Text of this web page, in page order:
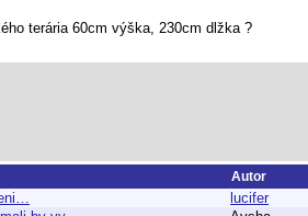
terária 60cm výška, 230cm dlžka ?
Autor
lucifer